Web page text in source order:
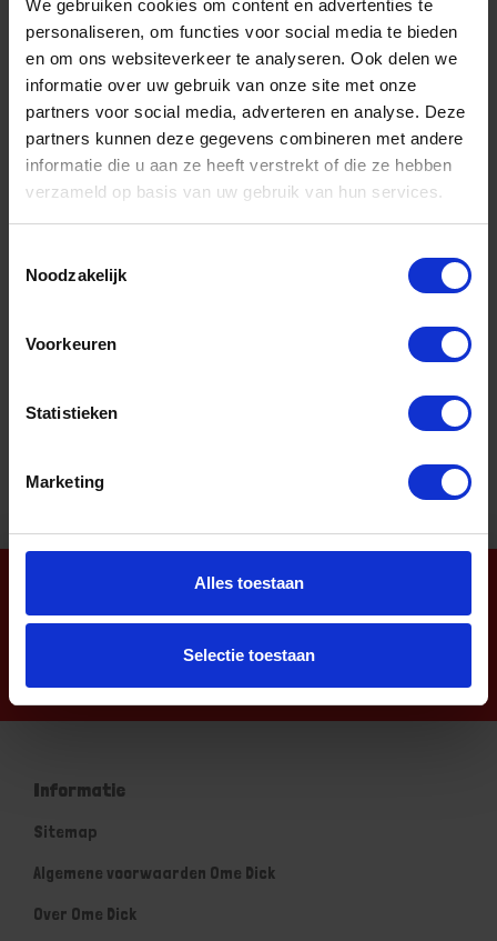
We gebruiken cookies om content en advertenties te
personaliseren, om functies voor social media te bieden
en om ons websiteverkeer te analyseren. Ook delen we
informatie over uw gebruik van onze site met onze
partners voor social media, adverteren en analyse. Deze
partners kunnen deze gegevens combineren met andere
informatie die u aan ze heeft verstrekt of die ze hebben
verzameld op basis van uw gebruik van hun services.
Noodzakelijk
Voorkeuren
Statistieken
Marketing
Alles toestaan
Selectie toestaan
model met FSC houten handvat
Niet op voorraad, levertijd 1 tot meerdere werkdagen
Gtin: 8710735802375
Artikelnummer merk: 23.531.20
€ 2,40 incl. BTW
Prijs per 1 Stuk
Aantal producten tonen
Informatie
Sitemap
Algemene voorwaarden Ome Dick
Over Ome Dick